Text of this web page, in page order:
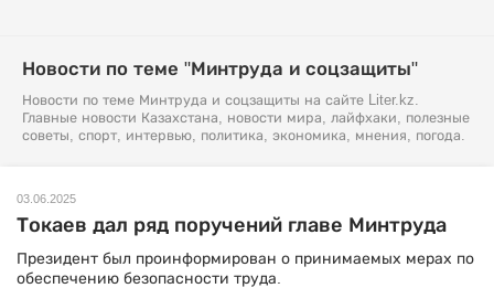
Новости по теме "Минтруда и соцзащиты"
Новости по теме Минтруда и соцзащиты на сайте Liter.kz.
Главные новости Казахстана, новости мира, лайфхаки, полезные
советы, спорт, интервью, политика, экономика, мнения, погода.
03.06.2025
Токаев дал ряд поручений главе Минтруда
Президент был проинформирован о принимаемых мерах по
обеспечению безопасности труда.